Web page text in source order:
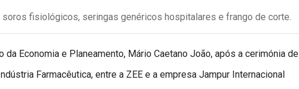
fisiológicos, seringas genéricos hospitalares e frango de corte.
Economia e Planeamento, Mário Caetano João, após a cerimónia de
Farmacêutica, entre a ZEE e a empresa Jampur Internacional